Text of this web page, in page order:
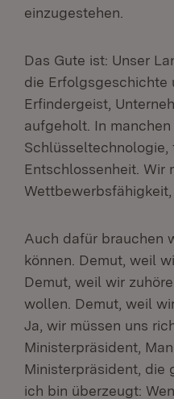
einzugestehen.
Das Gute ist: Unser
die Erfolgsgeschichte
Erfindergeist,
aufgeholt. In
Schlüsseltechnologie,
Entschlossenheit. Wir
Wettbewerbsfähigkeit,
Auch dafür brauchen
können. Demut, weil
Demut, weil wir
wollen. Demut, weil
Ja, wir müssen uns
Ministerpräsident,
Ministerpräsident, die
ich bin überzeugt: